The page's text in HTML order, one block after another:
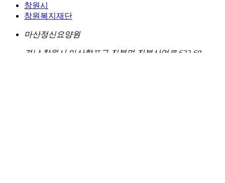
창원시
창원복지재단
마산정신요양원
경남 창원시 마산합포구 진북면 진북산업로 622-60